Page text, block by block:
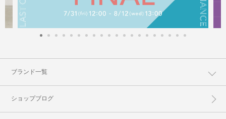
ブランド一覧
ショップブログ